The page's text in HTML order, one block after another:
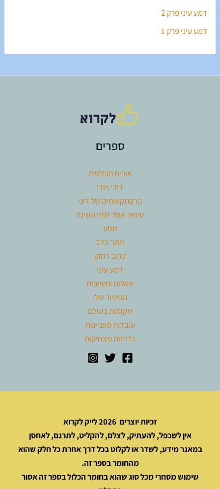
דמע עיני פרק 2
דמע עיני פרק 1
ספרים
אוֹרִית הַבַּלָּשִׁית
דִּידִי וְיוּדִי
הַרְפַּתְקָאוֹתֶיהָ שֶׁל דִּינִי
סִיפּוּר אֶחָד לִפְנֵי הַשֵּׁינָה
מסע
חתך בלב
קרוב רחוק
דמע עיני
שאלות ותשובות
הסיפור שלי
מקומות בעולם
עובדות מעניינות
בדיחות מצחיקות
זכיות יוצרים 2026 לייק לקרוא
אין לשכפל, להעתיק, לצלם, להקליט, לתרגם, לאחסן
במאגר מידע, לשדר או לקלוט בכל דרך אחרת כל חלק שהוא
מהחומר בספר זה.
שימוש מסחרי מכל סוג שהוא בחומר הכלול בספר זה אסור